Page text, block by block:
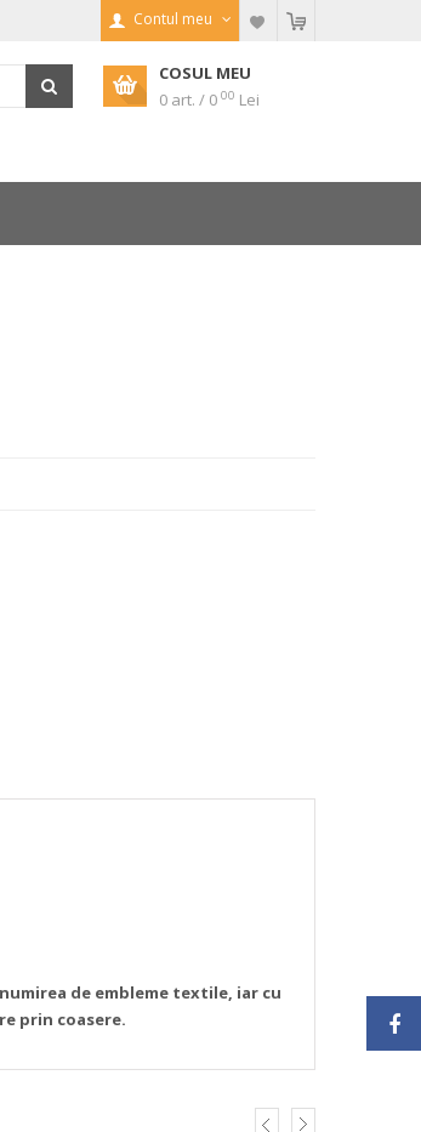
Contul meu
COSUL MEU
0 art. / 0 00 Lei
de embleme textile, iar cu
prin coasere.